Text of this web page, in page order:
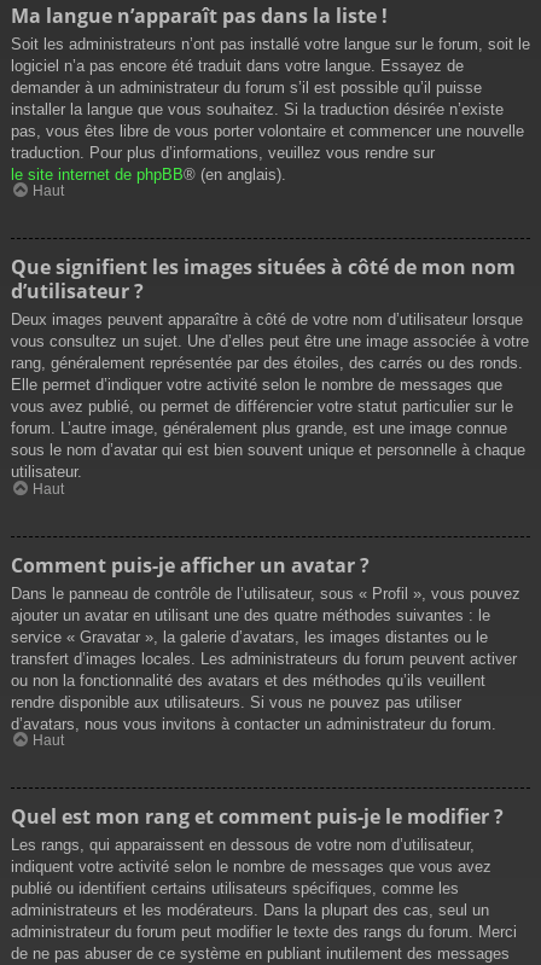
Ma langue n’apparaît pas dans la liste !
Soit les administrateurs n’ont pas installé votre langue sur le forum, soit le
logiciel n’a pas encore été traduit dans votre langue. Essayez de
demander à un administrateur du forum s’il est possible qu’il puisse
installer la langue que vous souhaitez. Si la traduction désirée n’existe
pas, vous êtes libre de vous porter volontaire et commencer une nouvelle
traduction. Pour plus d’informations, veuillez vous rendre sur
le site internet de phpBB® (en anglais).
Haut
Que signifient les images situées à côté de mon nom
d’utilisateur ?
Deux images peuvent apparaître à côté de votre nom d’utilisateur lorsque
vous consultez un sujet. Une d’elles peut être une image associée à votre
rang, généralement représentée par des étoiles, des carrés ou des ronds.
Elle permet d’indiquer votre activité selon le nombre de messages que
vous avez publié, ou permet de différencier votre statut particulier sur le
forum. L’autre image, généralement plus grande, est une image connue
sous le nom d’avatar qui est bien souvent unique et personnelle à chaque
utilisateur.
Haut
Comment puis-je afficher un avatar ?
Dans le panneau de contrôle de l’utilisateur, sous « Profil », vous pouvez
ajouter un avatar en utilisant une des quatre méthodes suivantes : le
service « Gravatar », la galerie d’avatars, les images distantes ou le
transfert d’images locales. Les administrateurs du forum peuvent activer
ou non la fonctionnalité des avatars et des méthodes qu’ils veuillent
rendre disponible aux utilisateurs. Si vous ne pouvez pas utiliser
d’avatars, nous vous invitons à contacter un administrateur du forum.
Haut
Quel est mon rang et comment puis-je le modifier ?
Les rangs, qui apparaissent en dessous de votre nom d’utilisateur,
indiquent votre activité selon le nombre de messages que vous avez
publié ou identifient certains utilisateurs spécifiques, comme les
administrateurs et les modérateurs. Dans la plupart des cas, seul un
administrateur du forum peut modifier le texte des rangs du forum. Merci
de ne pas abuser de ce système en publiant inutilement des messages